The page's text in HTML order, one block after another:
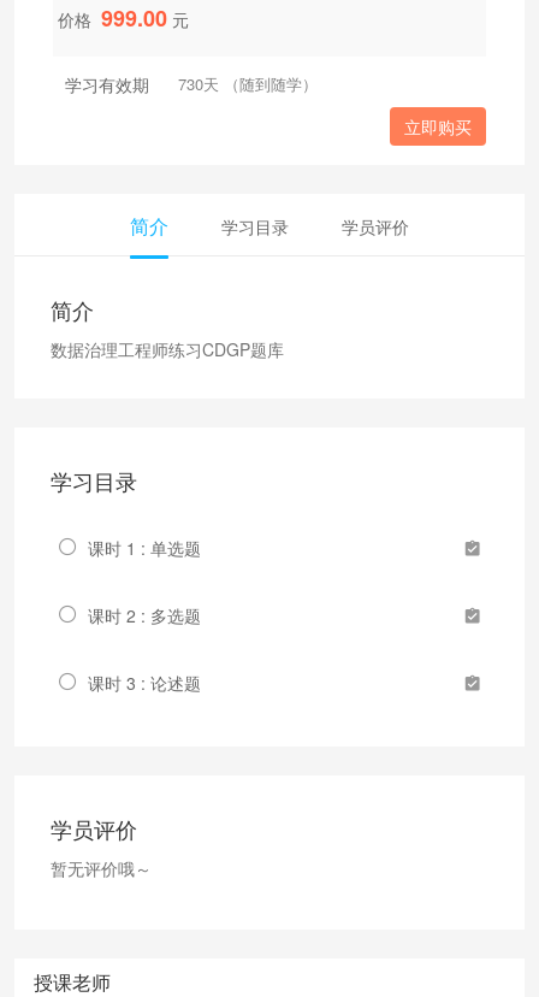
价格 999.00 元
学习有效期 730天 （随到随学）
立即购买
简介 学习目录 学员评价
简介
数据治理工程师练习CDGP题库
学习目录
课时 1 : 单选题
课时 2 : 多选题
课时 3 : 论述题
学员评价
暂无评价哦～
授课老师